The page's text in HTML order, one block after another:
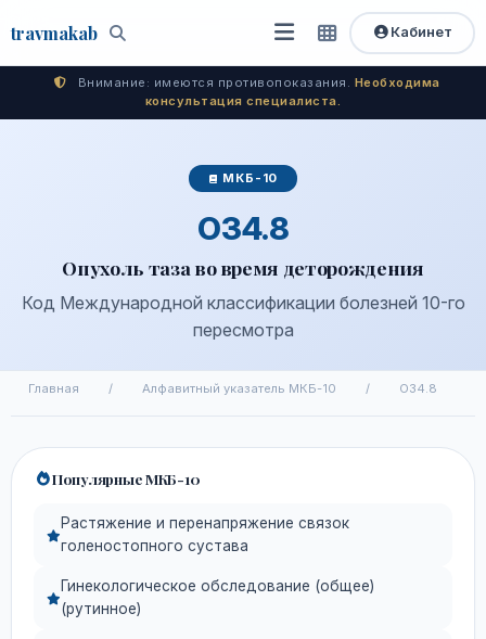
travmakab Поиск
Открыть
меню
Быстрый
доступ
Кабинет
Внимание: имеются противопоказания. Необходима
консультация специалиста.
МКБ-10
O34.8
Опухоль таза во время деторождения
Код Международной классификации болезней 10-го
пересмотра
Главная / Алфавитный указатель МКБ-10 / O34.8
Популярные МКБ-10
Растяжение и перенапряжение связок
голеностопного сустава
Гинекологическое обследование (общее)
(рутинное)